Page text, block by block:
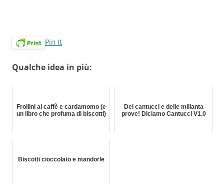
Pin It
Qualche idea in più:
Frollini al caffè e cardamomo (e
un libro che profuma di biscotti)
Dei cantucci e delle millanta
prove! Diciamo Cantucci V1.0
Biscotti cioccolato e mandorle